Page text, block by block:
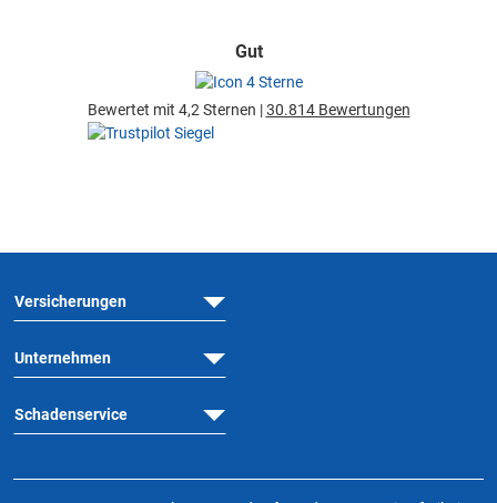
Gut
Bewertet mit 4,2 Sternen |30.814 Bewertungen
Versicherungen
Unternehmen
Schadenservice